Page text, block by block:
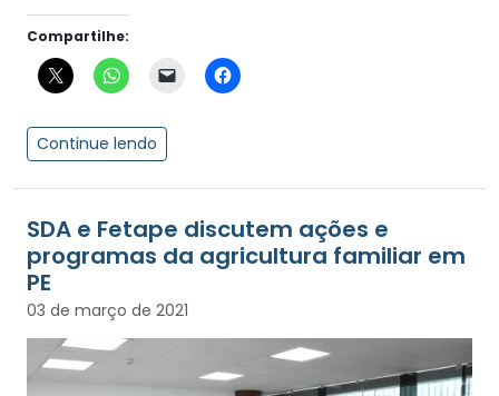
Compartilhe:
Continue lendo
SDA e Fetape discutem ações e
programas da agricultura familiar em
PE
03 de março de 2021